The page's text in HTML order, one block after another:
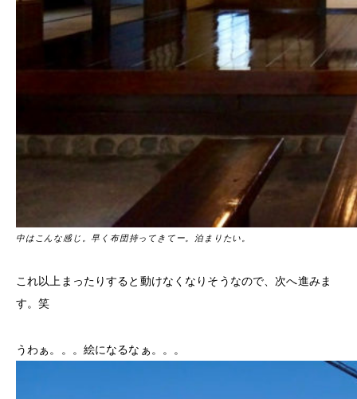
中はこんな感じ。早く布団持ってきてー。泊まりたい。
これ以上まったりすると動けなくなりそうなので、次へ進みま
す。笑
うわぁ。。。絵になるなぁ。。。